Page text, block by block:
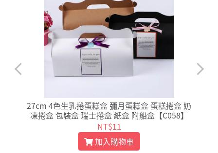
27cm 4色生乳捲蛋糕盒 彌月蛋糕盒 蛋糕捲盒 奶
凍捲盒 包裝盒 瑞士捲盒 紙盒 附船盒【C058】
NT$11
加入購物車